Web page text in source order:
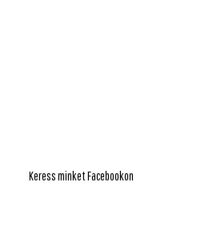
Keress minket Facebookon